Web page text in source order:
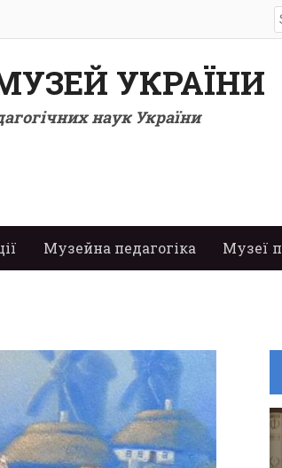
УКРАЇНИ
наук України
Музейна педагогіка Музеї